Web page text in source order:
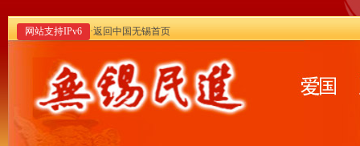
网站支持IPv6 ·返回中国无锡首页